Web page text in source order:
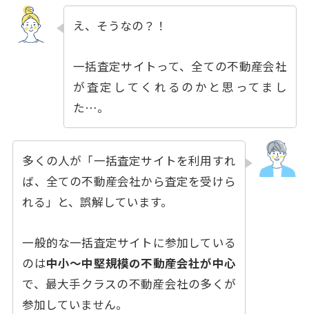
え、そうなの ？！
一括査定サイトって、全ての不動産会社
が査定してくれるのかと思ってまし
た…。
多くの人が「一括査定サイトを利用すれ
ば、全ての不動産会社から査定を受けら
れる」と、誤解しています。
一般的な一括査定サイトに参加している
のは中小〜中堅規模の不動産会社が中心
で、最大手クラスの不動産会社の多くが
参加していません。